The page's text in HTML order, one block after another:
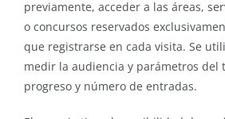
previamente, acceder a las áreas,
o concursos reservados
que registrarse en cada visita. Se
medir la audiencia y parámetros del
progreso y número de entradas.